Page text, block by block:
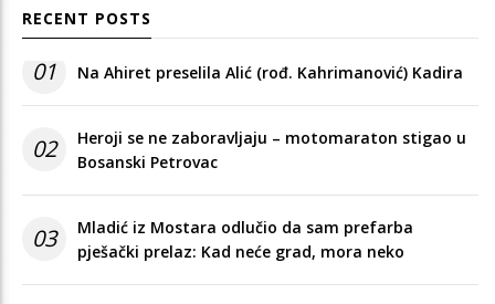
RECENT POSTS
01 Na Ahiret preselila Alić (rođ. Kahrimanović) Kadira
02
Heroji se ne zaboravljaju – motomaraton stigao u
Bosanski Petrovac
03
Mladić iz Mostara odlučio da sam prefarba
pješački prelaz: Kad neće grad, mora neko